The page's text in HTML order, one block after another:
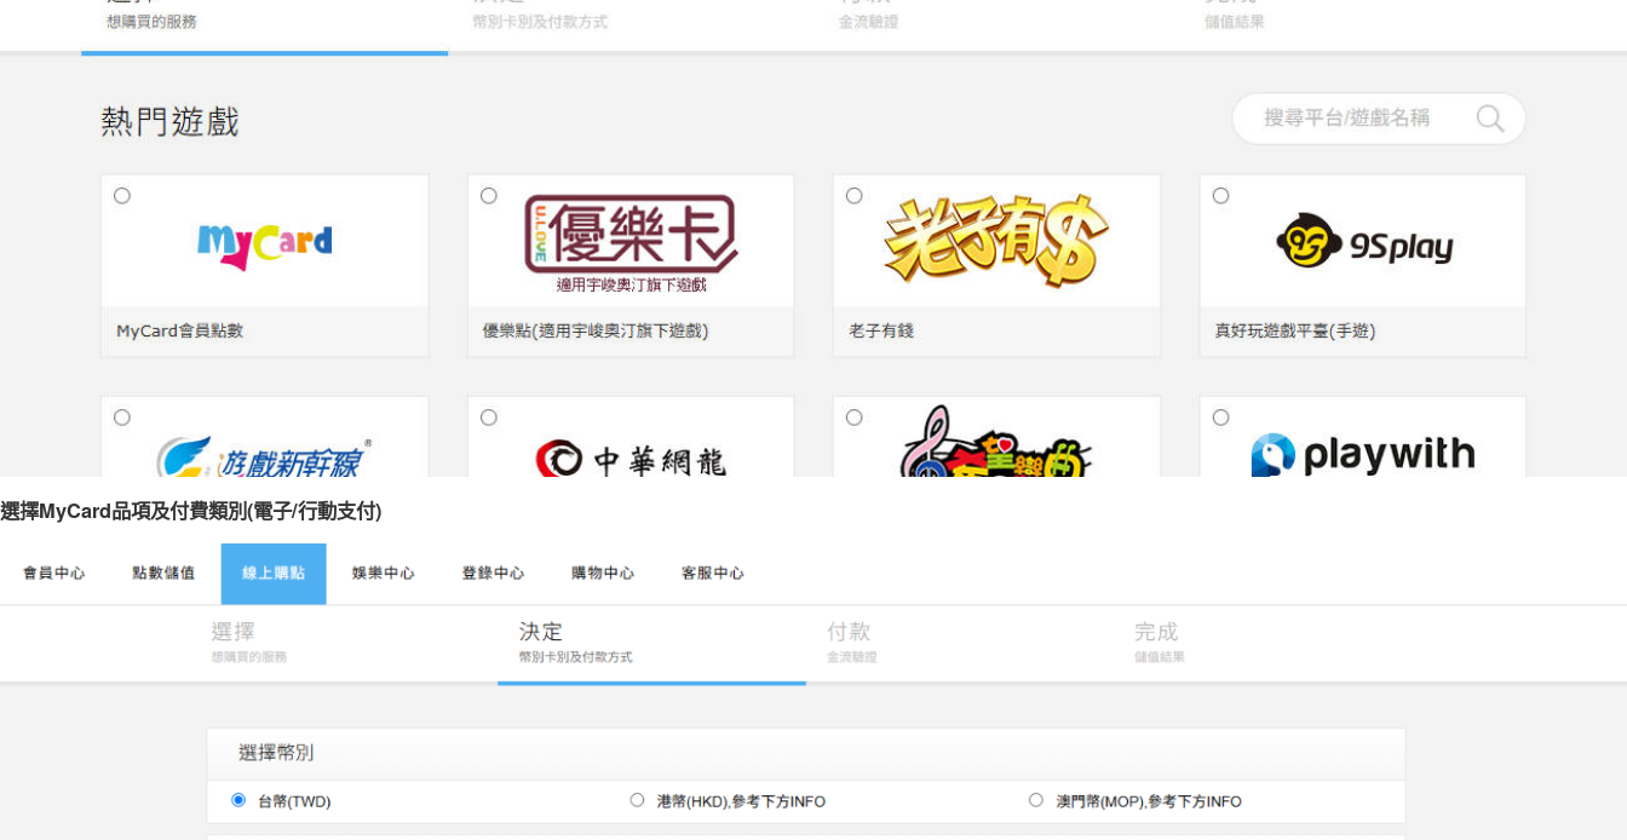
選擇MyCard品項及付費類別(電子/行動支付)